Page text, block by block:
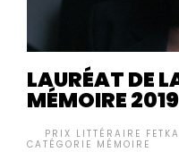
LAURÉAT DE
MÉMOIRE 2019
PRIX LITTÉRAIRE
CATÉGORIE MÉMOIRE